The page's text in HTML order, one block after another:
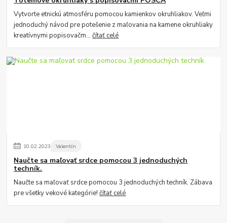
Vytvorte etnickú atmosféru pomocou kamienkov okruhliakov. Veľmi
jednoduchý návod pre potešenie z maľovania na kamene okruhliaky
kreatívnymi popisovačm...čítať celé
10.02.2023 Valentín
Naučte sa maľovať srdce pomocou 3 jednoduchých
techník.
Naučte sa maľovať srdce pomocou 3 jednoduchých techník. Zábava
pre všetky vekové kategórie!čítať celé